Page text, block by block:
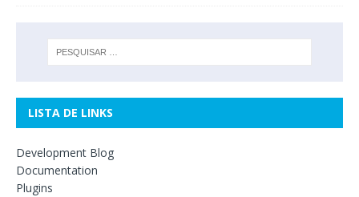
LISTA DE LINKS
Development Blog
Documentation
Plugins